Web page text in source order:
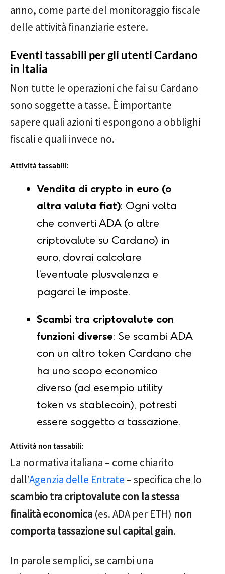
anno, come parte del monitoraggio fiscale
delle attività finanziarie estere.
Eventi tassabili per gli utenti Cardano
in Italia
Non tutte le operazioni che fai su Cardano
sono soggette a tasse. È importante
sapere quali azioni ti espongono a obblighi
fiscali e quali invece no.
Attività tassabili:
Vendita di crypto in euro (o
altra valuta fiat): Ogni volta
che converti ADA (o altre
criptovalute su Cardano) in
euro, dovrai calcolare
l’eventuale plusvalenza e
pagarci le imposte.
Scambi tra criptovalute con
funzioni diverse: Se scambi ADA
con un altro token Cardano che
ha uno scopo economico
diverso (ad esempio utility
token vs stablecoin), potresti
essere soggetto a tassazione.
Attività non tassabili:
La normativa italiana – come chiarito
dall’Agenzia delle Entrate – specifica che lo
scambio tra criptovalute con la stessa
finalità economica (es. ADA per ETH) non
comporta tassazione sul capital gain.
In parole semplici, se cambi una